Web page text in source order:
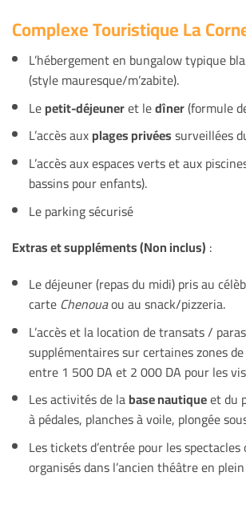
Complexe Touristique La
L’hébergement en bungalow typique
(style mauresque/m’zabite).
Lepetit-déjeuneret ledîner(formule
L’accès auxplages privéessurveillées
L’accès aux espaces verts et aux
bassins pour enfants).
Le parking sécurisé
Extras et suppléments (Non inclus) :
Le déjeuner (repas du midi) pris au
carteChenouaou au snack/pizzeria.
L’accès et la location de transats /
supplémentaires sur certaines zones
entre 1 500 DA et 2 000 DA pour les
Les activités de labase nautiqueet du
à pédales, planches à voile, plongée
Les tickets d’entrée pour les
organisés dans l’ancien théâtre en